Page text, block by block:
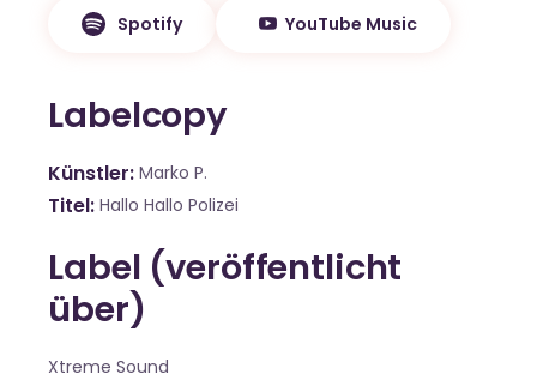
Spotify YouTube Music
Labelcopy
Künstler Marko P.
Titel Hallo Hallo Polizei
Label (veröffentlicht
über)
Xtreme Sound